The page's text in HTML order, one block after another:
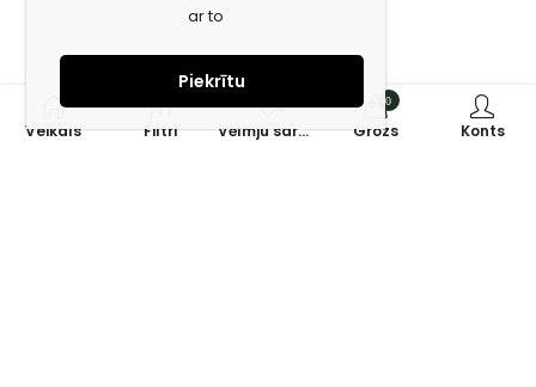
Veikals Filtri Vēlmju saraksts
0
Grozs Konts
ar to
Piekrītu